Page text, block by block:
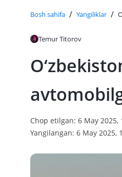
Bosh sahifa / Yangiliklar /
Temur Titorov
Chop etilgan: 6 May 2025,
Yangilangan: 6 May 2025,